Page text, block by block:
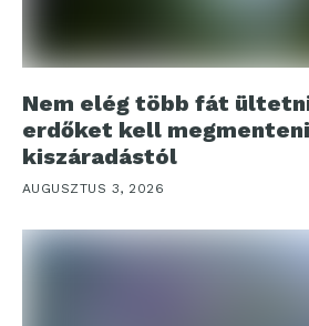
Nem elég több fát
erdőket kell
kiszáradástól
AUGUSZTUS 3, 2026